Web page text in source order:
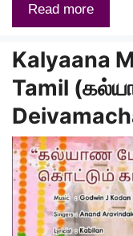
Read more
Kalyaana
Tamil